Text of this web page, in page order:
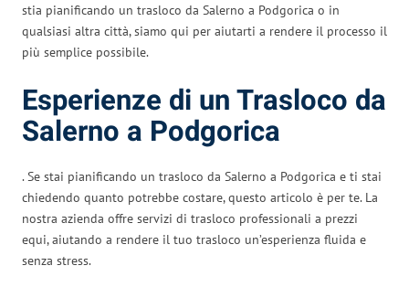
stia pianificando un trasloco da Salerno a Podgorica o in
qualsiasi altra città, siamo qui per aiutarti a rendere il processo il
più semplice possibile.
Esperienze di un Trasloco da
Salerno a Podgorica
. Se stai pianificando un trasloco da Salerno a Podgorica e ti stai
chiedendo quanto potrebbe costare, questo articolo è per te. La
nostra azienda offre servizi di trasloco professionali a prezzi
equi, aiutando a rendere il tuo trasloco un’esperienza fluida e
senza stress.